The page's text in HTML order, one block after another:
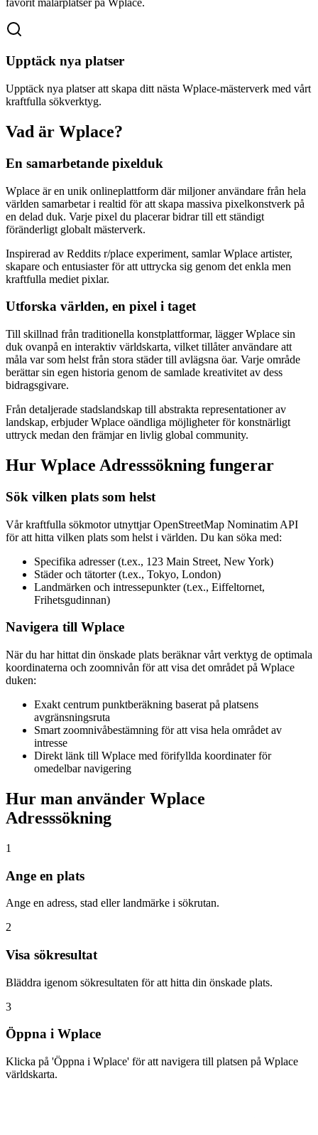
Upptäck nya platser
Upptäck nya platser att skapa ditt nästa Wplace-mästerverk med vårt
kraftfulla sökverktyg.
Vad är Wplace?
En samarbetande pixelduk
Wplace är en unik onlineplattform där miljoner användare från hela
världen samarbetar i realtid för att skapa massiva pixelkonstverk på
en delad duk. Varje pixel du placerar bidrar till ett ständigt
föränderligt globalt mästerverk.
Inspirerad av Reddits r/place experiment, samlar Wplace artister,
skapare och entusiaster för att uttrycka sig genom det enkla men
kraftfulla mediet pixlar.
Utforska världen, en pixel i taget
Till skillnad från traditionella konstplattformar, lägger Wplace sin
duk ovanpå en interaktiv världskarta, vilket tillåter användare att
måla var som helst från stora städer till avlägsna öar. Varje område
berättar sin egen historia genom de samlade kreativitet av dess
bidragsgivare.
Från detaljerade stadslandskap till abstrakta representationer av
landskap, erbjuder Wplace oändliga möjligheter för konstnärligt
uttryck medan den främjar en livlig global community.
Hur Wplace Adresssökning fungerar
Sök vilken plats som helst
Vår kraftfulla sökmotor utnyttjar OpenStreetMap Nominatim API
för att hitta vilken plats som helst i världen. Du kan söka med:
Specifika adresser (t.ex., 123 Main Street, New York)
Städer och tätorter (t.ex., Tokyo, London)
Landmärken och intressepunkter (t.ex., Eiffeltornet,
Frihetsgudinnan)
Navigera till Wplace
När du har hittat din önskade plats beräknar vårt verktyg de optimala
koordinaterna och zoomnivån för att visa det området på Wplace
duken:
Exakt centrum punktberäkning baserat på platsens
avgränsningsruta
Smart zoomnivåbestämning för att visa hela området av
intresse
Direkt länk till Wplace med förifyllda koordinater för
omedelbar navigering
Hur man använder Wplace
Adresssökning
1
Ange en plats
Ange en adress, stad eller landmärke i sökrutan.
2
Visa sökresultat
Bläddra igenom sökresultaten för att hitta din önskade plats.
3
Öppna i Wplace
Klicka på 'Öppna i Wplace' för att navigera till platsen på Wplace
världskarta.